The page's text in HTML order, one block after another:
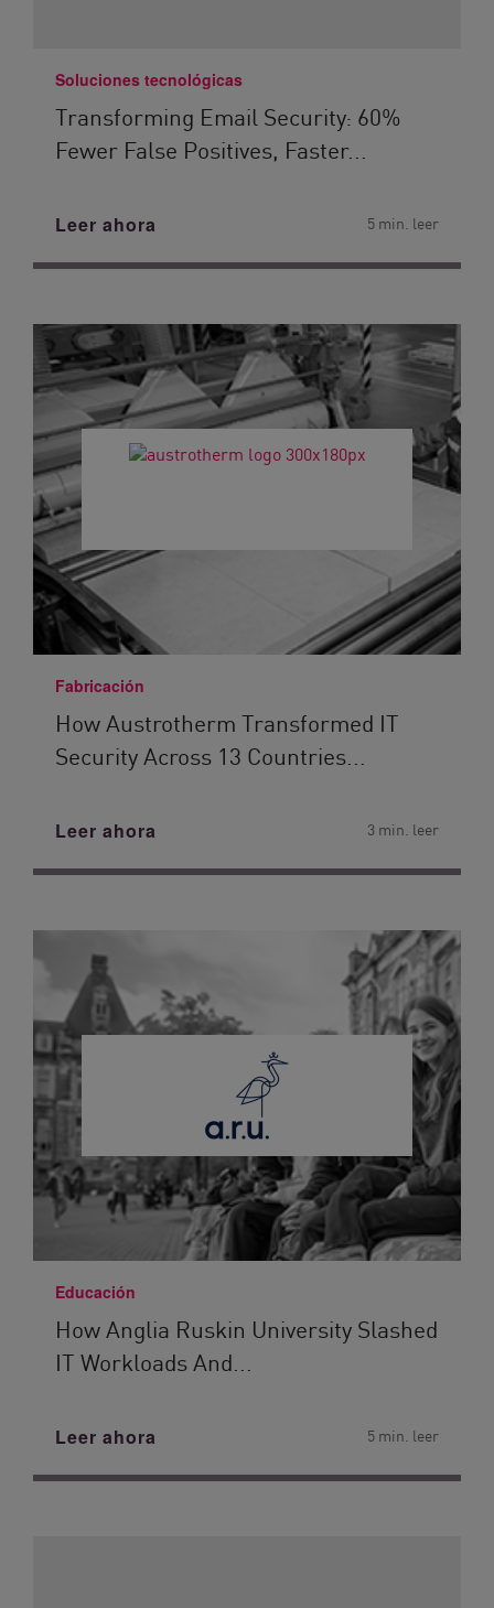
Soluciones tecnológicas
Transforming Email Security: 60%
Fewer False Positives, Faster...
Leer ahora 5 min. leer
Fabricación
How Austrotherm Transformed IT
Security Across 13 Countries...
Leer ahora 3 min. leer
Educación
How Anglia Ruskin University Slashed
IT Workloads And...
Leer ahora 5 min. leer